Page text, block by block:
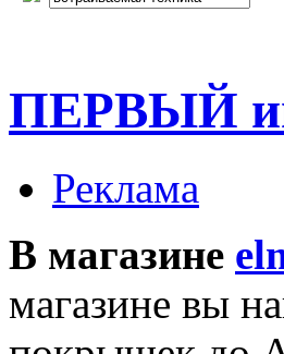
ПЕРВЫЙ
Реклама
В магазине
магазине вы